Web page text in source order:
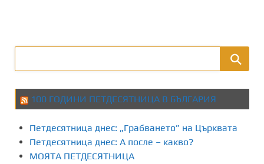
100 ГОДИНИ ПЕТДЕСЯТНИЦА В БЪЛГАРИЯ
Петдесятница днес: „Грабването” на Църквата
Петдесятница днес: А после – какво?
МОЯТА ПЕТДЕСЯТНИЦА